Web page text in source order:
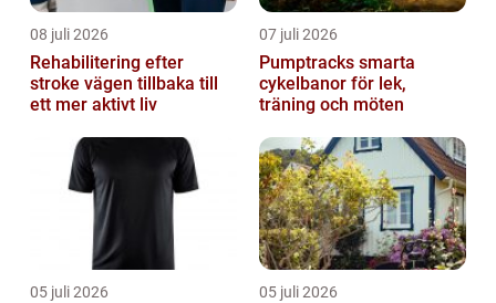
08 juli 2026
Rehabilitering efter
stroke vägen tillbaka till
ett mer aktivt liv
07 juli 2026
Pumptracks smarta
cykelbanor för lek,
träning och möten
05 juli 2026 05 juli 2026